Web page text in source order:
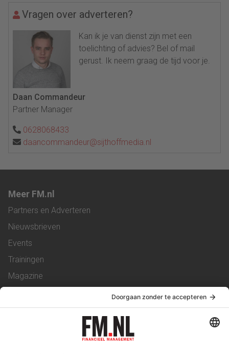
Vragen over adverteren?
Kan ik je van dienst zijn met een
toelichting of advies? Bel of mail
gerust. Ik neem graag de tijd voor je.
Daan Commandeur
Partner Manager
0628068433
daancommandeur@sijthoffmedia.nl
Meer FM.nl
Partners en Adverteren
Nieuwsbrieven
Events
Trainingen
Magazine
Service & Contact